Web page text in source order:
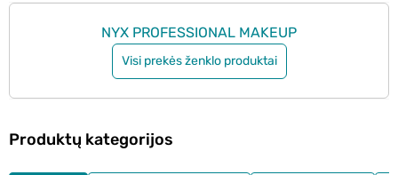
NYX PROFESSIONAL MAKEUP
Visi prekės ženklo produktai
Produktų kategorijos